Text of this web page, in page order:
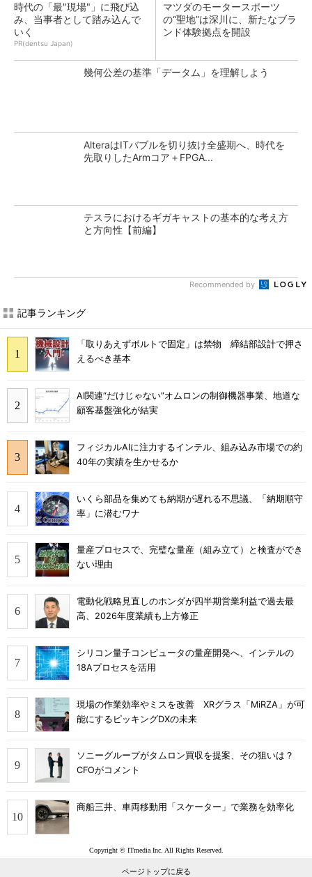
時代の「最"現場"」に飛び込
み、当事者として踏み込んで
いく
PR(dentsu Japan)
マツダのモータースポーツ
の“聖地”は深川に、新たなブラ
ンド体験拠点を開設
幾何公差の基準「データム」を理解しよう
AlteraはITバブルを切り抜け全盛期へ、時代を
先取りしたArmコア＋FPGA...
テスラにおけるギガキャストの基本的な考え方
と方向性【前編】
Recommended by
記事ランキング
「取りあえずボルトで固定」は禁物 締結部設計で押さ
えるべき基本
AI関連“だけじゃない”オムロンの制御機器事業、地道な
顧客基盤強化が結実
フィジカルAIに注力するインテル、組み込み市場での約
40年の実績を生かせるか
いくら部品を集めても納期が遅れる不思議、「納期順守
率」に潜むワナ
量産プロセスで、完璧な量産（組み立て）と検査ができ
ない理由
電動化戦略見直しのホンダが四半期営業利益で過去最
高、2026年度業績も上方修正
シリコン量子コンピュータの量産開発へ、インテルの
18Aプロセスを活用
現場の作業効率やミスを改善 XRグラス「MiRZA」が可
能にするピッキングDXの未来
ソニーグループがタムロン買収を提案、その狙いは？
CFOがコメント
商船三井、車両移動用「スケーター」で業務を効率化
Copyright © ITmedia Inc. All Rights Reserved.
ページトップに戻る